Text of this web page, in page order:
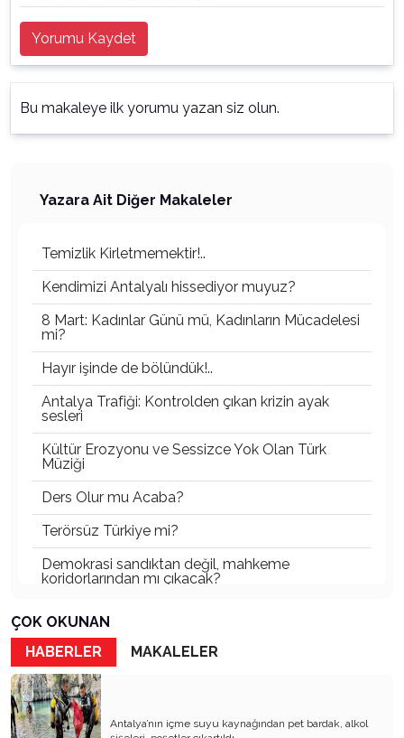
Yorumu Kaydet
Bu makaleye ilk yorumu yazan siz olun.
Yazara Ait Diğer Makaleler
Temizlik Kirletmemektir!..
Kendimizi Antalyalı hissediyor muyuz?
8 Mart: Kadınlar Günü mü, Kadınların Mücadelesi
mi?
Hayır işinde de bölündük!..
Antalya Trafiği: Kontrolden çıkan krizin ayak
sesleri
Kültür Erozyonu ve Sessizce Yok Olan Türk
Müziği
Ders Olur mu Acaba?
Terörsüz Türkiye mi?
Demokrasi sandıktan değil, mahkeme
koridorlarından mı çıkacak?
Gazetecinin kaderi!..
Turizmde Herşey Dahil Sistemi tartışılmalı
MB Başkanı ve Şimşek’e
Padişahın Vergi Deneyi!..
ÇOK OKUNAN
HABERLER
MAKALELER
Antalya’nın içme suyu kaynağından pet bardak, alkol